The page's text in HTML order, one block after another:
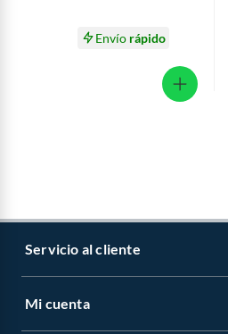
Envío rápido
Servicio al cliente
Libro de reclamaciones
Mi cuenta